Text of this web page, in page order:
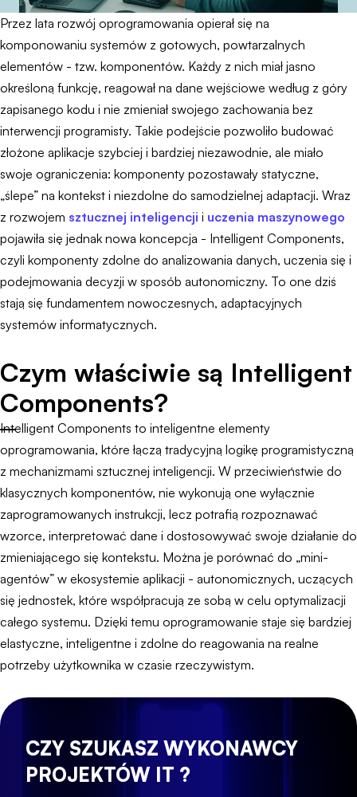
Przez lata rozwój oprogramowania opierał się na
komponowaniu systemów z gotowych, powtarzalnych
elementów - tzw. komponentów. Każdy z nich miał jasno
określoną funkcję, reagował na dane wejściowe według z góry
zapisanego kodu i nie zmieniał swojego zachowania bez
interwencji programisty. Takie podejście pozwoliło budować
złożone aplikacje szybciej i bardziej niezawodnie, ale miało
swoje ograniczenia: komponenty pozostawały statyczne,
„ślepe” na kontekst i niezdolne do samodzielnej adaptacji. Wraz
z rozwojem sztucznej inteligencji i uczenia maszynowego
pojawiła się jednak nowa koncepcja - Intelligent Components,
czyli komponenty zdolne do analizowania danych, uczenia się i
podejmowania decyzji w sposób autonomiczny. To one dziś
stają się fundamentem nowoczesnych, adaptacyjnych
systemów informatycznych.
Czym właściwie są Intelligent
Components?
Intelligent Components to inteligentne elementy
oprogramowania, które łączą tradycyjną logikę programistyczną
z mechanizmami sztucznej inteligencji. W przeciwieństwie do
klasycznych komponentów, nie wykonują one wyłącznie
zaprogramowanych instrukcji, lecz potrafią rozpoznawać
wzorce, interpretować dane i dostosowywać swoje działanie do
zmieniającego się kontekstu. Można je porównać do „mini-
agentów” w ekosystemie aplikacji - autonomicznych, uczących
się jednostek, które współpracują ze sobą w celu optymalizacji
całego systemu. Dzięki temu oprogramowanie staje się bardziej
elastyczne, inteligentne i zdolne do reagowania na realne
potrzeby użytkownika w czasie rzeczywistym.
CZY SZUKASZ WYKONAWCY
PROJEKTÓW IT ?